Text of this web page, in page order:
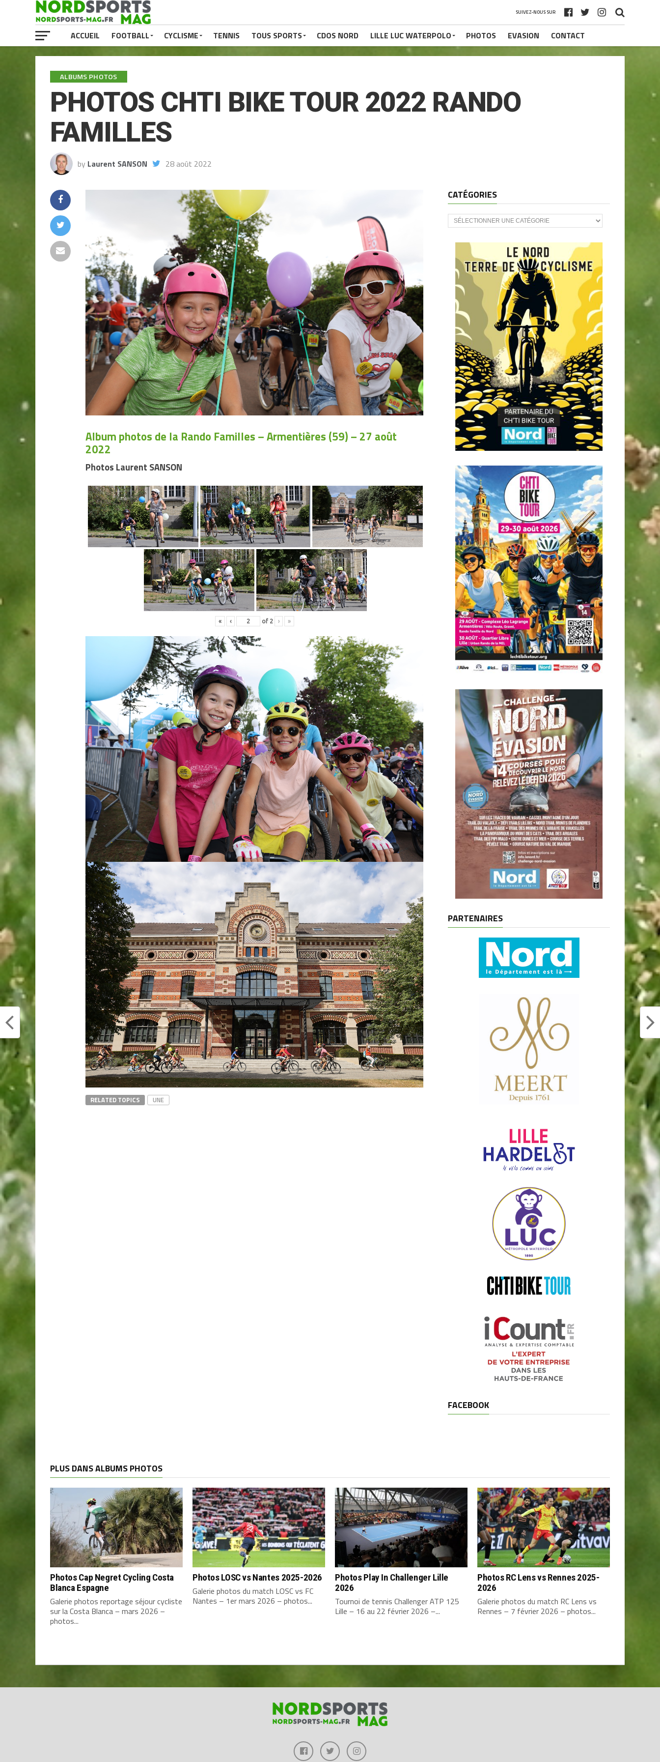
SUIVEZ-NOUS SUR
ACCUEIL FOOTBALL CYCLISME TENNIS TOUS SPORTS CDOS NORD LILLE LUC WATERPOLO PHOTOS EVASION CONTACT
ALBUMS PHOTOS
PHOTOS CHTI BIKE TOUR 2022 RANDO
FAMILLES
by Laurent SANSON 28 août 2022
Album photos de la Rando Familles – Armentières (59) – 27 août
2022
Photos Laurent SANSON
« ‹ of 2 › »
RELATED TOPICS UNE
CATÉGORIES
CATÉGORIES
PARTENAIRES
FACEBOOK
PLUS DANS ALBUMS PHOTOS
Photos Cap Negret Cycling Costa
Blanca Espagne
Galerie photos reportage séjour cycliste
sur la Costa Blanca – mars 2026 –
photos...
Photos LOSC vs Nantes 2025-2026
Galerie photos du match LOSC vs FC
Nantes – 1er mars 2026 – photos...
Photos Play In Challenger Lille
2026
Tournoi de tennis Challenger ATP 125
Lille – 16 au 22 février 2026 –...
Photos RC Lens vs Rennes 2025-
2026
Galerie photos du match RC Lens vs
Rennes – 7 février 2026 – photos...